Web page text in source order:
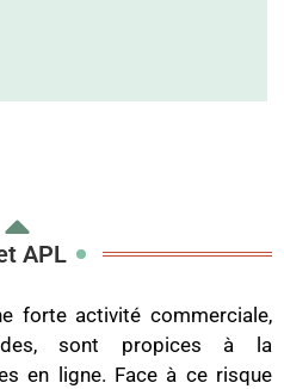
APL
forte activité commerciale,
sont propices à la
en ligne. Face à ce risque